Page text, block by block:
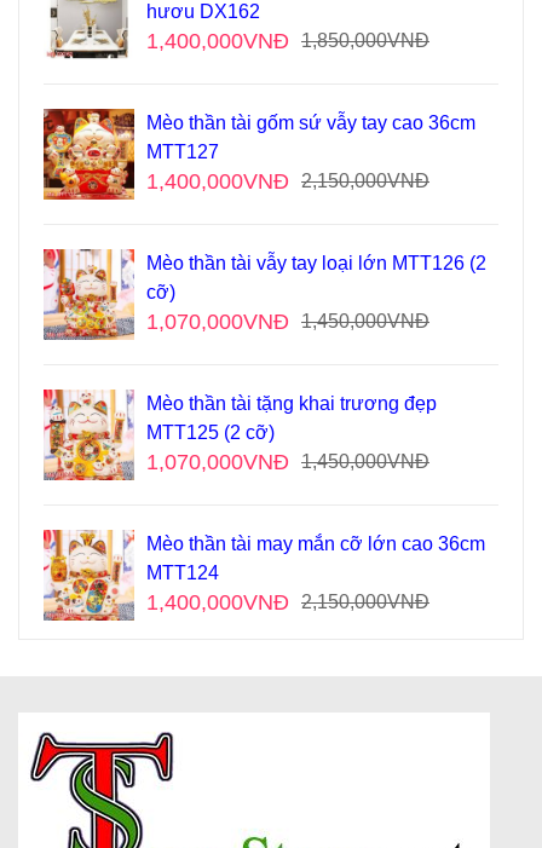
hươu DX162
1,850,000VNĐ
1,400,000VNĐ
Mèo thần tài gốm sứ vẫy tay cao 36cm
MTT127
2,150,000VNĐ
1,400,000VNĐ
Mèo thần tài vẫy tay loại lớn MTT126 (2
cỡ)
1,450,000VNĐ
1,070,000VNĐ
Mèo thần tài tặng khai trương đẹp
MTT125 (2 cỡ)
1,450,000VNĐ
1,070,000VNĐ
Mèo thần tài may mắn cỡ lớn cao 36cm
MTT124
2,150,000VNĐ
1,400,000VNĐ